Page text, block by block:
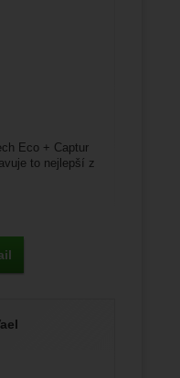
Eco + Captur
to nejlepší z